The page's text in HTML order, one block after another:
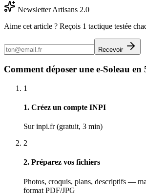
Newsletter Artisans 2.0
Aime cet article ? Reçois 1 tactique testée
Recevoir
Comment déposer une e-Soleau en
1
1. Créez un compte INPI
Sur inpi.fr (gratuit, 3 min)
2
2. Préparez vos fichiers
Photos, croquis, plans, descriptifs —
format PDF/JPG